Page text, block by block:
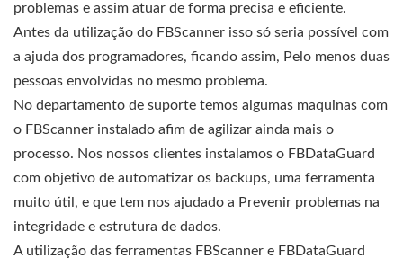
problemas e assim atuar de forma precisa e eficiente.
Antes da utilização do FBScanner isso só seria possível com
a ajuda dos programadores, ficando assim, Pelo menos duas
pessoas envolvidas no mesmo problema.
No departamento de suporte temos algumas maquinas com
o FBScanner instalado afim de agilizar ainda mais o
processo. Nos nossos clientes instalamos o FBDataGuard
com objetivo de automatizar os backups, uma ferramenta
muito útil, e que tem nos ajudado a Prevenir problemas na
integridade e estrutura de dados.
A utilização das ferramentas FBScanner e FBDataGuard